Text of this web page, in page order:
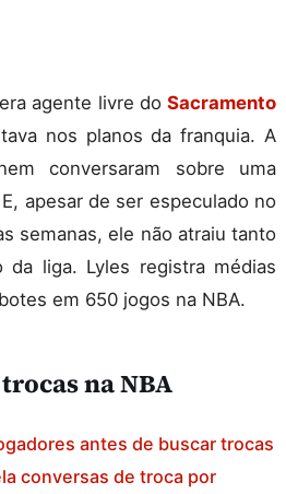
agente livre do Sacramento
nos planos da franquia. A
conversaram sobre uma
apesar de ser especulado no
semanas, ele não atraiu tanto
da liga. Lyles registra médias
em 650 jogos na NBA.
na NBA
antes de buscar trocas
conversas de troca por